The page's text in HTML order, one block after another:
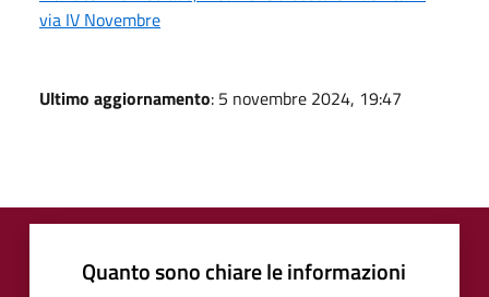
via IV Novembre
Ultimo aggiornamento: 5 novembre 2024, 19:47
Quanto sono chiare le informazioni